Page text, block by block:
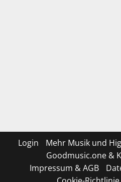
Login
Mehr Musik und
Goodmusic.one &
Impressum & AGB